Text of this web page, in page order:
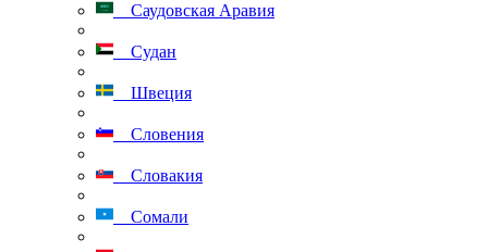
Саудовская Аравия
Судан
Швеция
Словения
Словакия
Сомали